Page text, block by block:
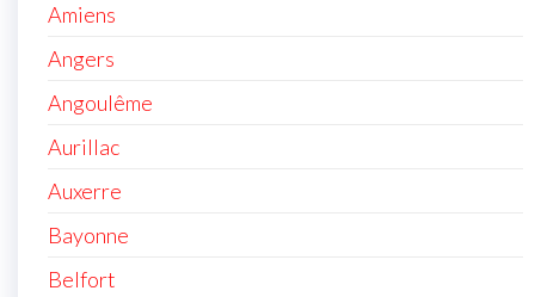
Amiens
Angers
Angoulême
Aurillac
Auxerre
Bayonne
Belfort